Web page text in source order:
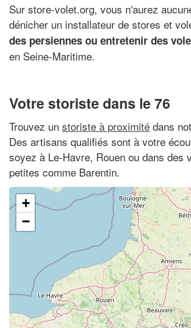
Sur store-volet.org, vous n'aurez
dénicher un installateur de stores et
des persiennes ou entretenir des
en Seine-Maritime.
Votre storiste dans le 76
Trouvez un storiste à proximité dans
Des artisans qualifiés sont à votre
soyez à Le-Havre, Rouen ou dans des
petites comme Barentin.
+
−